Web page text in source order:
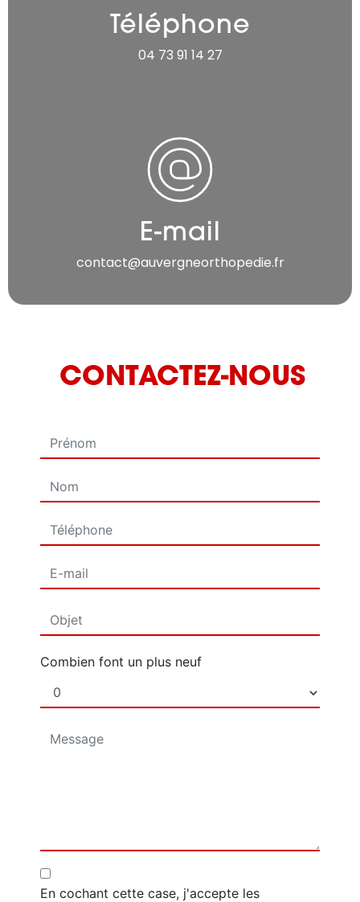
Téléphone
04 73 91 14 27
E-mail
contact@auvergneorthopedie.fr
CONTACTEZ-NOUS
Combien font un plus neuf
En cochant cette case, j'accepte les